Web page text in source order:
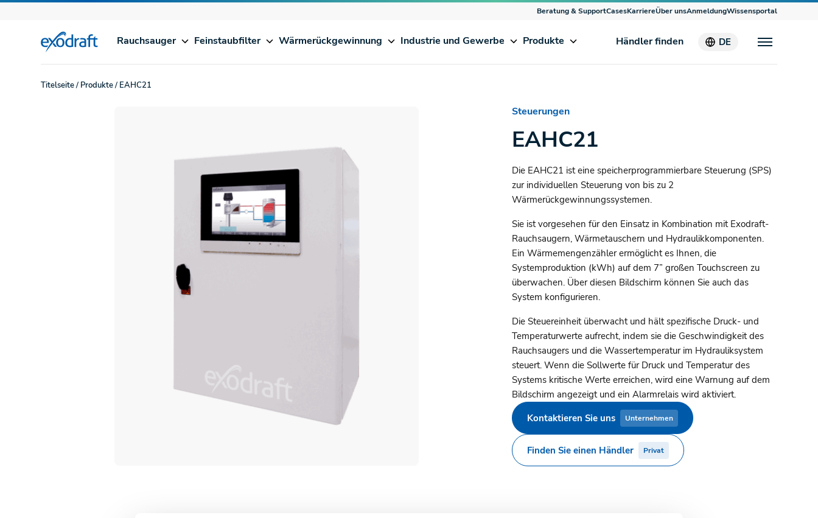
Beratung & SupportCasesKarriereÜber unsAnmeldungWissensportal
Rauchsauger Feinstaubfilter Wärmerückgewinnung Industrie und Gewerbe Produkte Händler finden DE
Titelseite/ Produkte/ EAHC21
Steuerungen
EAHC21
Die EAHC21 ist eine speicherprogrammierbare Steuerung (SPS)
zur individuellen Steuerung von bis zu 2
Wärmerückgewinnungssystemen.
Sie ist vorgesehen für den Einsatz in Kombination mit Exodraft-
Rauchsaugern, Wärmetauschern und Hydraulikkomponenten.
Ein Wärmemengenzähler ermöglicht es Ihnen, die
Systemproduktion (kWh) auf dem 7” großen Touchscreen zu
überwachen. Über diesen Bildschirm können Sie auch das
System konfigurieren.
Die Steuereinheit überwacht und hält spezifische Druck- und
Temperaturwerte aufrecht, indem sie die Geschwindigkeit des
Rauchsaugers und die Wassertemperatur im Hydrauliksystem
steuert. Wenn die Sollwerte für Druck und Temperatur des
Systems kritische Werte erreichen, wird eine Warnung auf dem
Bildschirm angezeigt und ein Alarmrelais wird aktiviert.
Kontaktieren Sie uns
Unternehmen
Finden Sie einen Händler Privat